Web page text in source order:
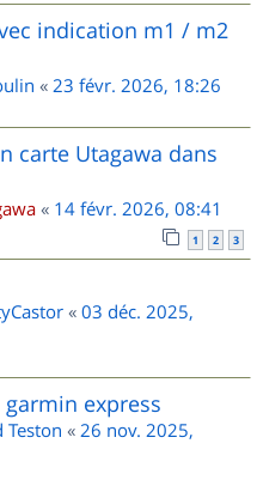
indication m1 / m2
« 23 févr. 2026, 18:26
carte Utagawa dans
« 14 févr. 2026, 08:41
1 2 3
« 03 déc. 2025,
express
Teston « 26 nov. 2025,